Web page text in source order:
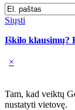
Siųsti
Iškilo klausimų?
×
Tam, kad veiktų
nustatyti vietovę.